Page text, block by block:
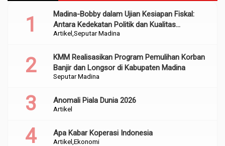
Artikel Seputar Madina
Madina-Bobby dalam Ujian Kesiapan Fiskal:
Antara Kedekatan Politik dan Kualitas
Perencanaan
Seputar Madina
KMM Realisasikan Program Pemulihan Korban
Banjir dan Longsor di Kabupaten Madina
Artikel
Anomali Piala Dunia 2026
Artikel Ekonomi
Apa Kabar Koperasi Indonesia